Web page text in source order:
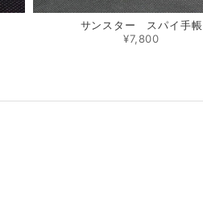
サンスター スパイ手帳
¥7,800